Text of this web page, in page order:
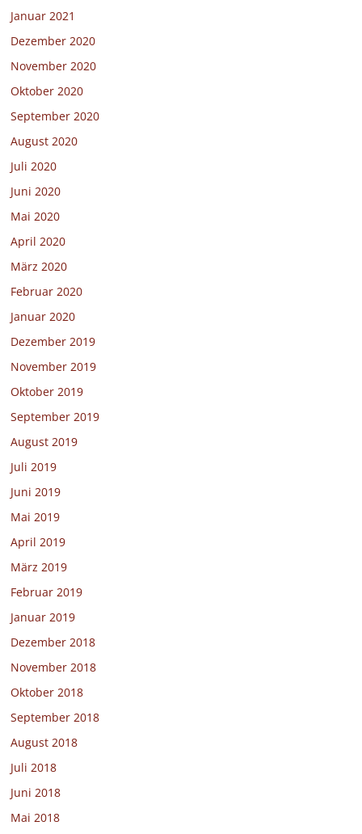
Januar 2021
Dezember 2020
November 2020
Oktober 2020
September 2020
August 2020
Juli 2020
Juni 2020
Mai 2020
April 2020
März 2020
Februar 2020
Januar 2020
Dezember 2019
November 2019
Oktober 2019
September 2019
August 2019
Juli 2019
Juni 2019
Mai 2019
April 2019
März 2019
Februar 2019
Januar 2019
Dezember 2018
November 2018
Oktober 2018
September 2018
August 2018
Juli 2018
Juni 2018
Mai 2018